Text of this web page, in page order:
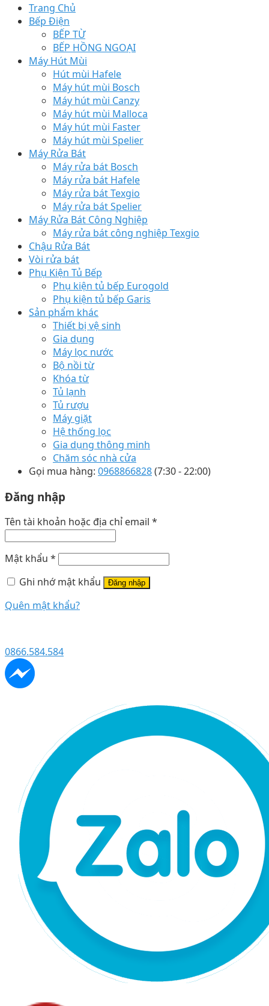
Trang Chủ
Bếp Điện
BẾP TỪ
BẾP HỒNG NGOẠI
Máy Hút Mùi
Hút mùi Hafele
Máy hút mùi Bosch
Máy hút mùi Canzy
Máy hút mùi Malloca
Máy hút mùi Faster
Máy hút mùi Spelier
Máy Rửa Bát
Máy rửa bát Bosch
Máy rửa bát Hafele
Máy rửa bát Texgio
Máy rửa bát Spelier
Máy Rửa Bát Công Nghiệp
Máy rửa bát công nghiệp Texgio
Chậu Rửa Bát
Vòi rửa bát
Phụ Kiện Tủ Bếp
Phụ kiện tủ bếp Eurogold
Phụ kiện tủ bếp Garis
Sản phẩm khác
Thiết bị vệ sinh
Gia dụng
Máy lọc nước
Bộ nồi từ
Khóa từ
Tủ lạnh
Tủ rượu
Máy giặt
Hệ thống lọc
Gia dụng thông minh
Chăm sóc nhà cửa
Gọi mua hàng: 0968866828(7:30 - 22:00)
Đăng nhập
Tên tài khoản hoặc địa chỉ email *
Mật khẩu *
Ghi nhớ mật khẩu
Đăng nhập
Quên mật khẩu?
0866.584.584